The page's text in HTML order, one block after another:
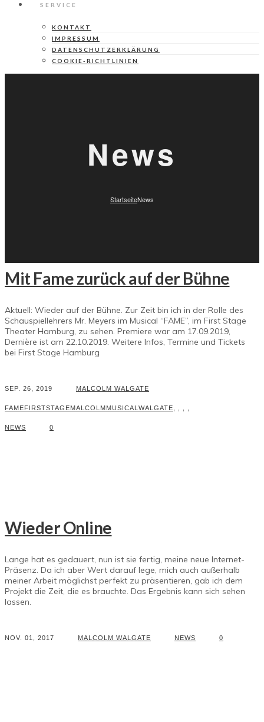
SERVICE
KONTAKT
IMPRESSUM
DATENSCHUTZERKLÄRUNG
COOKIE-RICHTLINIEN
News
StartseiteNews
Mit Fame zurück auf der Bühne
Aktuell: Wieder auf der Bühne. Zur Zeit bin ich in der Rolle des
Schauspiellehrers Mr. Meyers im Musical “FAME”, im First Stage
Theater Hamburg, zu sehen. Premiere war am 17.09.2019,
Dernière ist am 22.10.2019. Weitere Infos, Termine und Tickets
bei First Stage Hamburg
SEP. 26, 2019 MALCOLM WALGATE
FAMEFIRSTSTAGEMALCOLMMUSICAL WALGATE
NEWS 0
Wieder Online
Lange hat es gedauert, nun ist sie fertig, meine neue Internet-
Präsenz. Da ich aber Wert darauf lege, mich auch außerhalb
meiner Arbeit möglichst perfekt zu präsentieren, gab ich dem
Projekt die Zeit, die es brauchte. Das Ergebnis kann sich sehen
lassen.
NOV. 01, 2017 MALCOLM WALGATE NEWS 0